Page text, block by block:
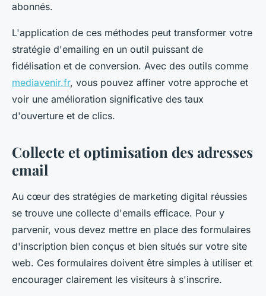
abonnés.
L'application de ces méthodes peut transformer votre
stratégie d'emailing en un outil puissant de
fidélisation et de conversion. Avec des outils comme
mediavenir.fr, vous pouvez affiner votre approche et
voir une amélioration significative des taux
d'ouverture et de clics.
Collecte et optimisation des adresses
email
Au cœur des stratégies de marketing digital réussies
se trouve une collecte d'emails efficace. Pour y
parvenir, vous devez mettre en place des formulaires
d'inscription bien conçus et bien situés sur votre site
web. Ces formulaires doivent être simples à utiliser et
encourager clairement les visiteurs à s'inscrire.